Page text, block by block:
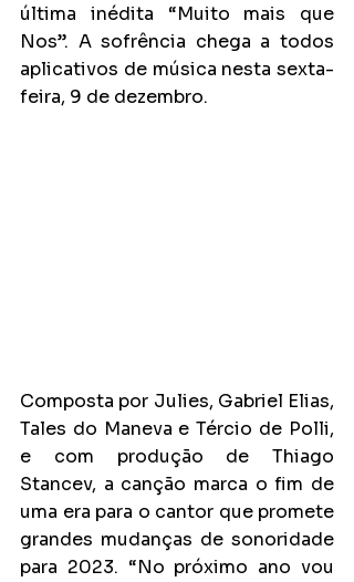
última inédita “Muito mais que
Nos”. A sofrência chega a todos
aplicativos de música nesta sexta-
feira, 9 de dezembro.
Composta por Julies, Gabriel Elias,
Tales do Maneva e Tércio de Polli,
e com produção de Thiago
Stancev, a canção marca o fim de
uma era para o cantor que promete
grandes mudanças de sonoridade
para 2023. “No próximo ano vou